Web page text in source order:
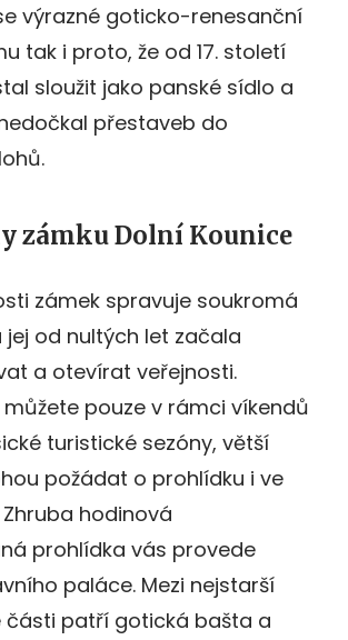
výrazné goticko-renesanční
tak i proto, že od 17. století
sloužit jako panské sídlo a
přestaveb do
zámku Dolní Kounice
zámek spravuje soukromá
jej od nultých let začala
a otevírat veřejnosti.
můžete pouze v rámci víkendů
turistické sezóny, větší
požádat o prohlídku i ve
hodinová
prohlídka vás provede
paláce. Mezi nejstarší
části patří gotická bašta a